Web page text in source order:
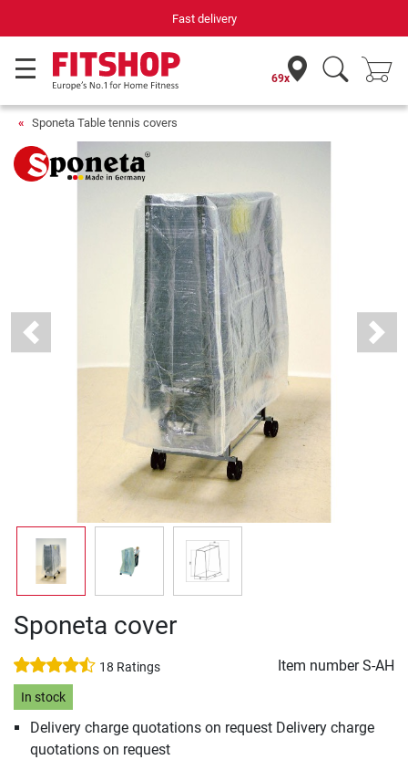
Fast delivery
69x
Sponeta Table tennis covers
Previous Next
Sponeta cover
18 Ratings Item numberS-AH
In stock
Delivery charge quotations on request Delivery charge
quotations on request